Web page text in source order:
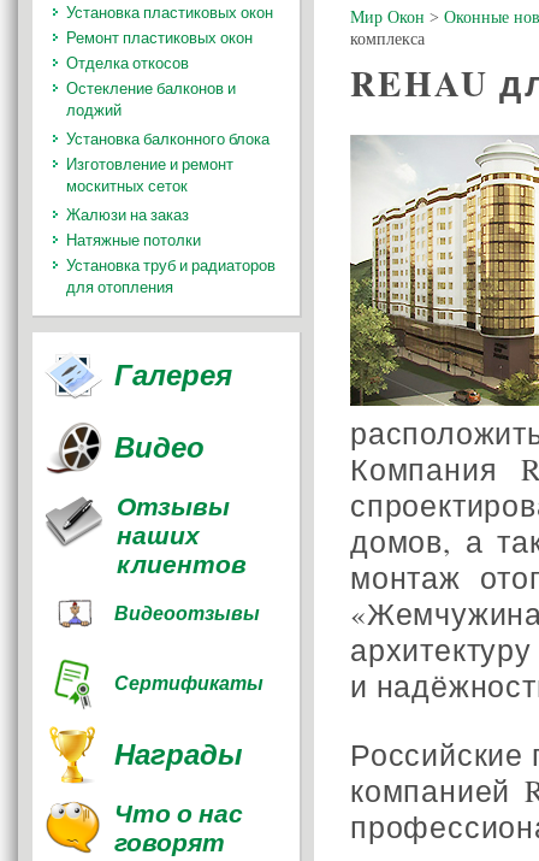
Мир Окон > Оконные
комплекса
REHAU
Компания
домов, а
монтаж
и
Российские
компанией
Установка пластиковых окон
Ремонт пластиковых окон
Отделка откосов
Остекление балконов и
лоджий
Установка балконного блока
Изготовление и ремонт
москитных сеток
Жалюзи на заказ
Натяжные потолки
Установка труб и радиаторов
для отопления
Галерея
Видео
Отзывы
наших
клиентов
Видеоотзывы
Сертификаты
Награды
Что о нас
говорят